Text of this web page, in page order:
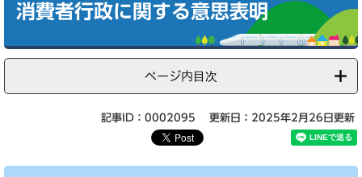
消費者行政に関する意思表明
ページ内目次
記事ID：0002095 更新日：2025年2月26日更新